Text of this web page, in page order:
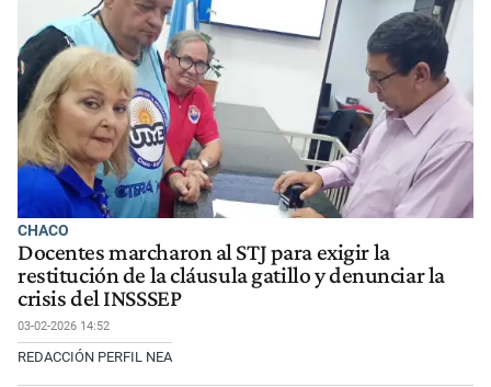
CHACO
Docentes marcharon al STJ para exigir la
restitución de la cláusula gatillo y denunciar la
crisis del INSSSEP
03-02-2026 14:52
REDACCIÓN PERFIL NEA